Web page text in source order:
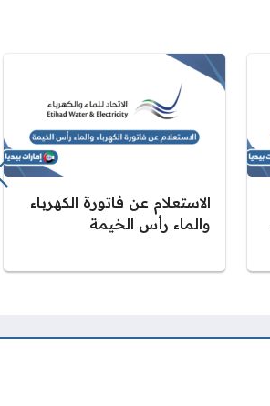
الاستعلام عن فاتورة الكهرباء
والماء رأس الخيمة